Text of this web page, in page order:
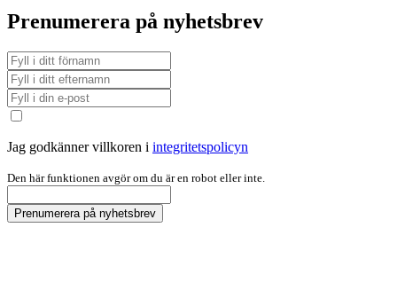
Prenumerera på nyhetsbrev
Jag godkänner villkoren i integritetspolicyn
Den här funktionen avgör om du är en robot eller inte.